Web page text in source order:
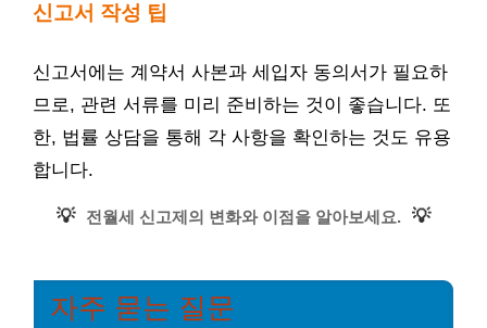
신고서 작성 팁
신고서에는 계약서 사본과 세입자 동의서가 필요하
므로, 관련 서류를 미리 준비하는 것이 좋습니다. 또
한, 법률 상담을 통해 각 사항을 확인하는 것도 유용
합니다.
💡 전월세 신고제의 변화와 이점을 알아보세요. 💡
자주 묻는 질문